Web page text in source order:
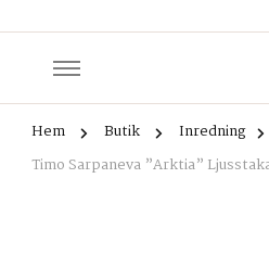
Hem Butik Inredning
Timo Sarpaneva ”Arktia”